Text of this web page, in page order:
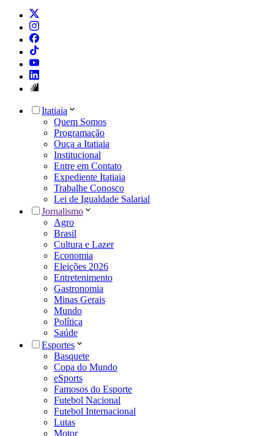
Itatiaia
Quem Somos
Programação
Ouça a Itatiaia
Institucional
Entre em Contato
Expediente Itatiaia
Trabalhe Conosco
Lei de Igualdade Salarial
Jornalismo
Agro
Brasil
Cultura e Lazer
Economia
Eleições 2026
Entretenimento
Gastronomia
Minas Gerais
Mundo
Política
Saúde
Esportes
Basquete
Copa do Mundo
eSports
Famosos do Esporte
Futebol Nacional
Futebol Internacional
Lutas
Motor